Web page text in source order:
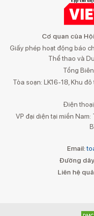
Cơ quan của
Giấy phép hoạt động báo
Thể thao và
Tổng
Tòa soạn: LK16-18, Khu
Điện
VP đại diện tại miền
Email:
Đường
Liên hệ